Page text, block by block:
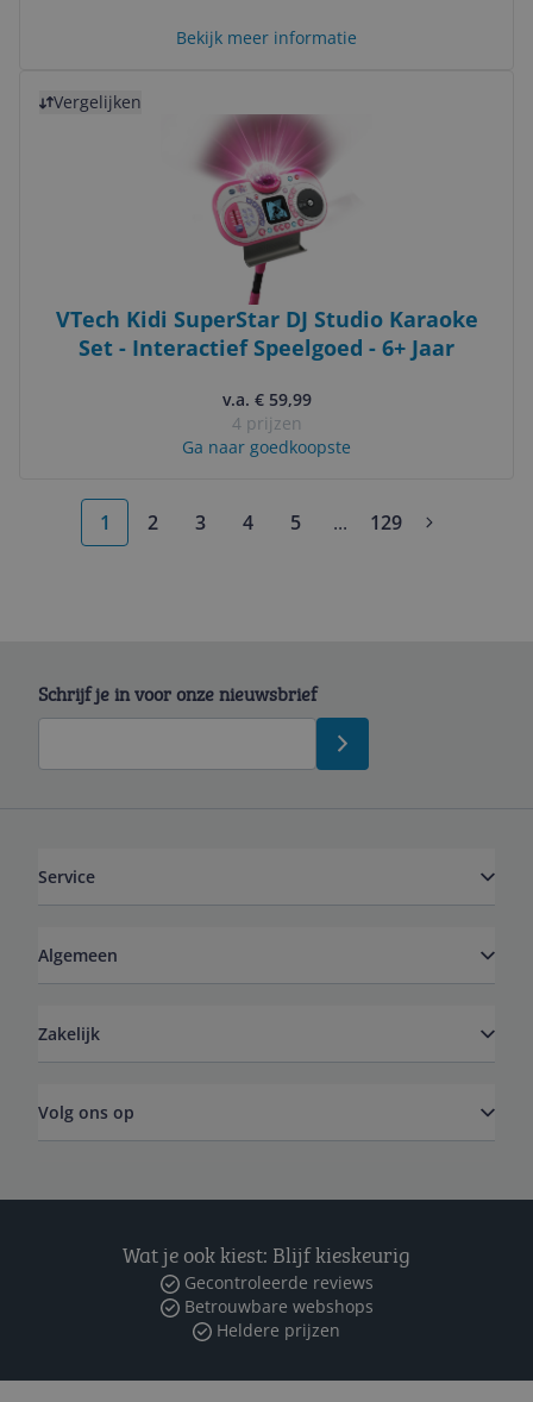
Bekijk meer informatie
Vergelijken
VTech Kidi SuperStar DJ Studio Karaoke
Set - Interactief Speelgoed - 6+ Jaar
v.a. € 59,99
4 prijzen
Ga naar goedkoopste
1 2 3 4 5 ...More pages
129
Schrijf je in voor onze nieuwsbrief
Service
Algemeen
Zakelijk
Volg ons op
Wat je ook kiest: Blijf kieskeurig
Gecontroleerde reviews
Betrouwbare webshops
Heldere prijzen